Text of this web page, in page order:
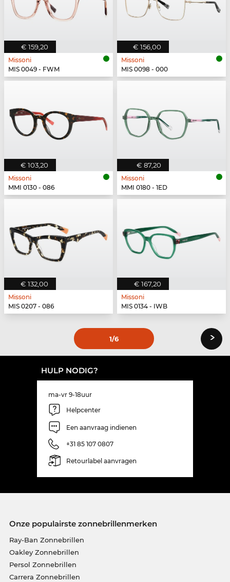
€ 159,20
Missoni
MIS 0049 - FWM
€ 156,00
Missoni
MIS 0098 - 000
€ 103,20
Missoni
MMI 0130 - 086
€ 87,20
Missoni
MMI 0180 - 1ED
€ 132,00
Missoni
MIS 0207 - 086
€ 167,20
Missoni
MIS 0134 - IWB
1/6 ›
HULP NODIG?
ma-vr 9-18uur
Helpcenter
Een aanvraag indienen
+31 85 107 0807
Retourlabel aanvragen
Onze populairste zonnebrillenmerken
Ray-Ban Zonnebrillen
Oakley Zonnebrillen
Persol Zonnebrillen
Carrera Zonnebrillen